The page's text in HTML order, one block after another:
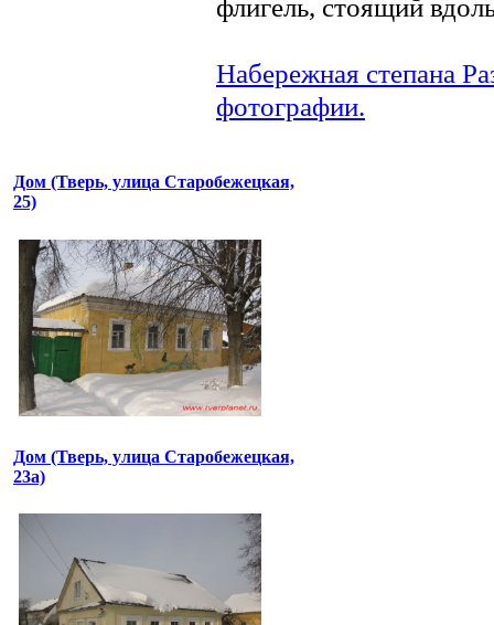
флигель, стоящий
Набережная степана
фотографии.
Дом (Тверь, улица Старобежецкая,
25)
Дом (Тверь, улица Старобежецкая,
23а)